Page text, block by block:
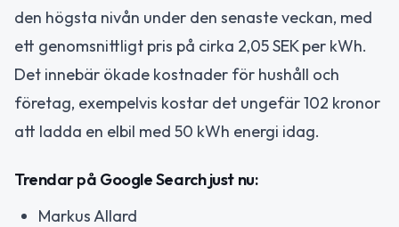
den högsta nivån under den senaste veckan, med
ett genomsnittligt pris på cirka 2,05 SEK per kWh.
Det innebär ökade kostnader för hushåll och
företag, exempelvis kostar det ungefär 102 kronor
att ladda en elbil med 50 kWh energi idag.
Trendar på Google Search just nu:
Markus Allard